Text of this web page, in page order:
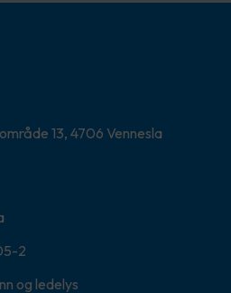
13, 4706 Vennesla
2
og ledelys